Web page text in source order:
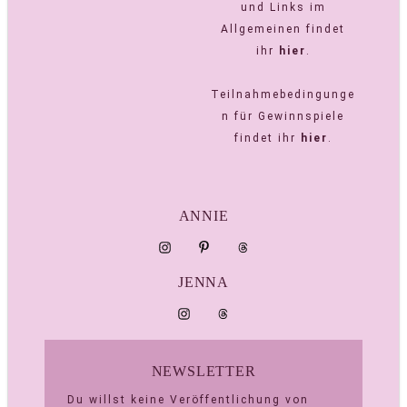
und Links im
Allgemeinen findet
ihr
hier .
Teilnahmebedingunge
n für Gewinnspiele
findet ihr
hier .
ANNIE
JENNA
NEWSLETTER
Du willst keine Veröffentlichung von